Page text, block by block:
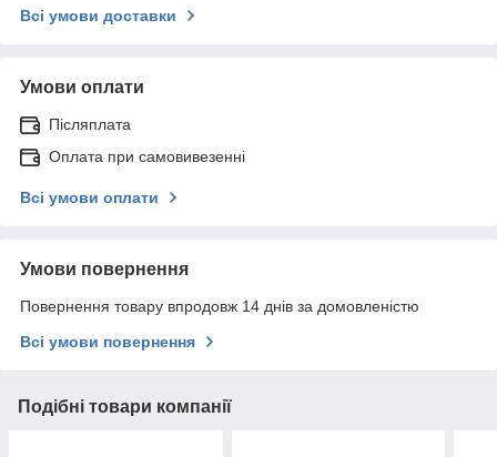
Всі умови доставки
Умови оплати
Післяплата
Оплата при самовивезенні
Всі умови оплати
Умови повернення
Повернення товару впродовж 14 днів за домовленістю
Всі умови повернення
Подібні товари компанії